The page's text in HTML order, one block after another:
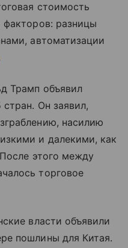
стоимость
факторов: разницы
автоматизации
Трамп объявил
Он заявил,
насилию
и далекими, как
этого между
торговое
власти объявили
пошлины для Китая.